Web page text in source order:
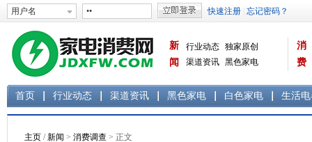
新
闻
行业动态 独家原创
渠道资讯 黑色家电
消
费
首页 行业动态 渠道资讯 黑色家电 白色家电 生活
主页 /新闻 > 消费调查 > 正文